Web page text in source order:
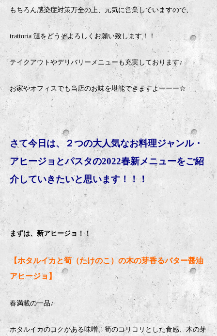
もちろん感染症対策万全の上、元気に営業していますので、
trattoria 漣をどうぞよろしくお願い致します！！
テイクアウトやデリバリーメニューも充実しております♪
お家やオフィスでも当店のお味を堪能できますよーーー☆
さて今日は、２つの大人気なお料理ジャンル・
アヒージョとパスタの2022春新メニューをご紹
介していきたいと思います！！！
まずは、新アヒージョ！！
【ホタルイカと筍（たけのこ）の木の芽香るバター醤油
アヒージョ】
春満載の一品♪
ホタルイカのコクがある味噌、筍のコリコリとした食感、木の芽